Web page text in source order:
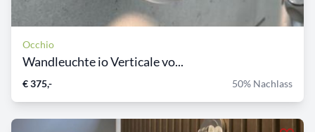
Occhio
Wandleuchte io Verticale vo...
€ 375,- 50% Nachlass